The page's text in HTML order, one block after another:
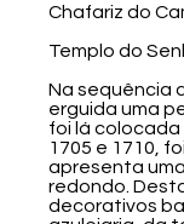
Chafariz do
Templo do
Na sequência
erguida uma
foi lá colocada
1705 e 1710,
apresenta
redondo.
decorativos